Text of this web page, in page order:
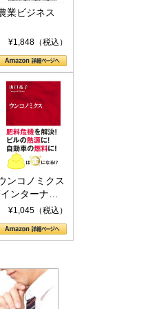
業ビジネス
¥1,848（税込）
ンコノミクス
ンターナシ
ョナル新書)
¥1,045（税込）